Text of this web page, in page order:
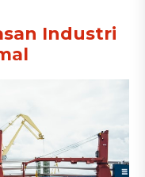
Industri